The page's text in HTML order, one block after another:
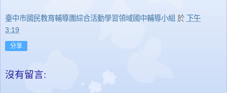
臺中市國民教育輔導團綜合活動學習領域國中輔導小組 於 下午
3:19
分享
沒有留言: